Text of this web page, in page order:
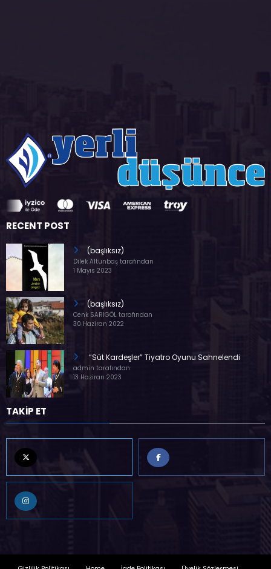
RECENT POST
(başlıksız)
Dilek Altunbaş tarafından
1 Mayıs 2023
(başlıksız)
Cenk SARIGÖL tarafından
30 Haziran 2022
“Süt Kardeşler” Tiyatro Oyunu Sahnelendi
admin tarafından
13 Haziran 2023
TAKİP ET